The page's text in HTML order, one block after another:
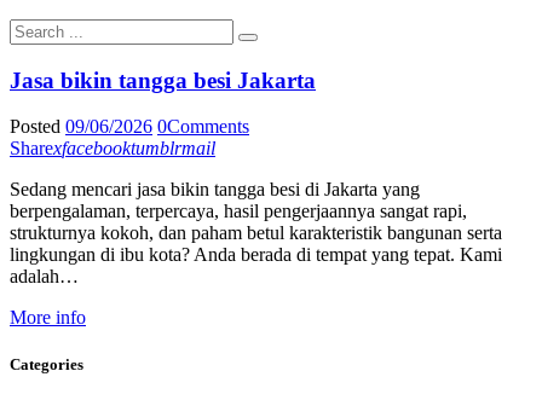
Jasa bikin tangga besi Jakarta
Posted 09/06/2026 0Comments
Sharexfacebooktumblrmail
Sedang mencari jasa bikin tangga besi di Jakarta yang
berpengalaman, terpercaya, hasil pengerjaannya sangat rapi,
strukturnya kokoh, dan paham betul karakteristik bangunan serta
lingkungan di ibu kota? Anda berada di tempat yang tepat. Kami
adalah…
More info
Categories